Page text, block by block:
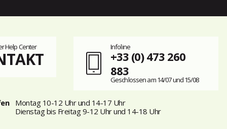
Help Center Infoline
+33 (0) 473 260
883
Geschlossen am 14/07 und 15/08
Montag 10-12 Uhr und 14-17 Uhr
Dienstag bis Freitag 9-12 Uhr und 14-18 Uhr